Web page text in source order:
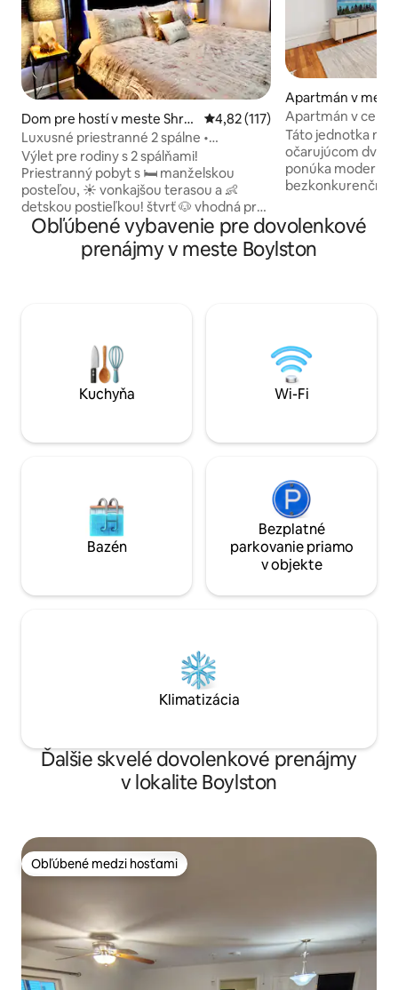
Dom pre hostí v meste Shre
wsbury
Priemerné ohodnotenie 4,82 z
4,82 (117)
Luxusné priestranné 2 spálne •
manželské postele veľkosti King a
Queen • 2 kúpeľne
Výlet pre rodiny s 2 spálňami!
Priestranný pobyt s 🛏️ manželskou
posteľou, ☀️ vonkajšou terasou a 👶
detskou postieľkou! štvrť 🐶 vhodná pre
domáce zvieratá! Skvelé pre 🩺
cestujúce sestry a 💼 profesionálov s ⚡
vysokorýchlostným Wi-Fi, 📺 Roku TV a
ideálne na návštevu babičky a dedka!
Blízko krásneho parku Dean Park –
ideálne na prechádzky, hranie sa alebo
len na nasávanie prírody. Radi by sme vás
Apartmán v
er
Apartmán v
Táto jednotka na
očarujúcom
ponúka moderné
bezkonkurenčné
štátnej univerzity
potravinami a v
reštaurácií a
parkovacích
je ideálne na
vybavené na
Obľúbené vybavenie pre dovolenkové
prenájmy v meste Boylston
Kuchyňa Wi-Fi
Bazén
Bezplatné
parkovanie priamo
v objekte
Klimatizácia
Ďalšie skvelé dovolenkové prenájmy
v lokalite Boylston
Obľúbené medzi hosťami
Obľúbené medzi hosťami